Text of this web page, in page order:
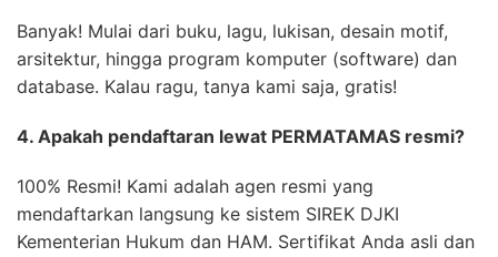
Banyak! Mulai dari buku, lagu, lukisan, desain motif,
arsitektur, hingga program komputer (software) dan
database. Kalau ragu, tanya kami saja, gratis!
4. Apakah pendaftaran lewat PERMATAMAS resmi?
100% Resmi! Kami adalah agen resmi yang
mendaftarkan langsung ke sistem SIREK DJKI
Kementerian Hukum dan HAM. Sertifikat Anda asli dan